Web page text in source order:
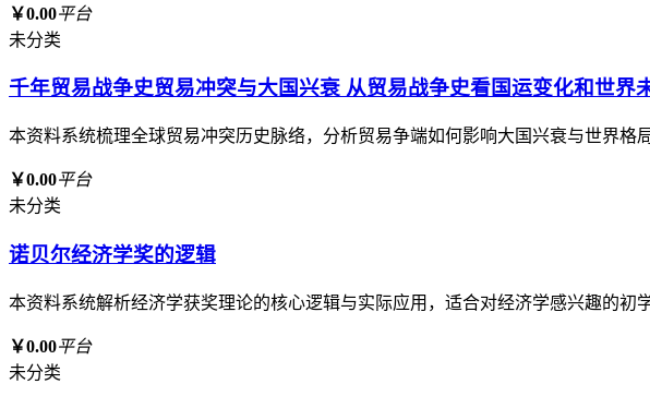
￥0.00平台
未分类
千年贸易战争史贸易冲突与大国兴衰 从贸易战争史看国运变化和世界
本资料系统梳理全球贸易冲突历史脉络，分析贸易争端如何影响大国兴衰与世界
￥0.00平台
未分类
诺贝尔经济学奖的逻辑
本资料系统解析经济学获奖理论的核心逻辑与实际应用，适合对经济学感兴趣的
￥0.00平台
未分类